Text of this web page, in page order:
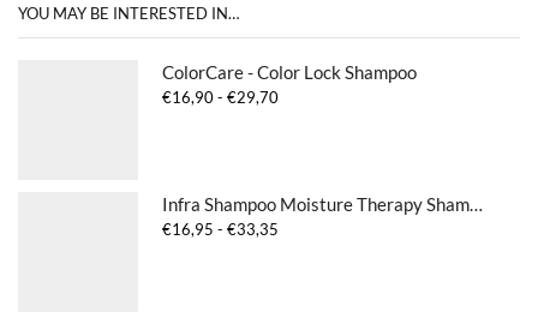
YOU MAY BE INTERESTED IN…
ColorCare - Color Lock Shampoo
€16,90- €29,70Prijsklasse:
Infra Shampoo Moisture Therapy Shampoo
€16,95 - €33,35